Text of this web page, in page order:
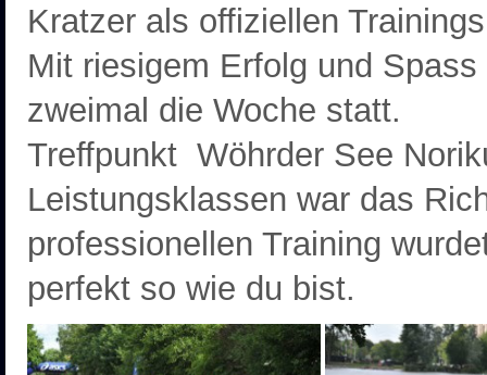
Kratzer als offiziellen
Mit riesigem Erfolg und
zweimal die Woche statt.
Treffpunkt Wöhrder See
Leistungsklassen war das
professionellen Training
perfekt so wie du bist.